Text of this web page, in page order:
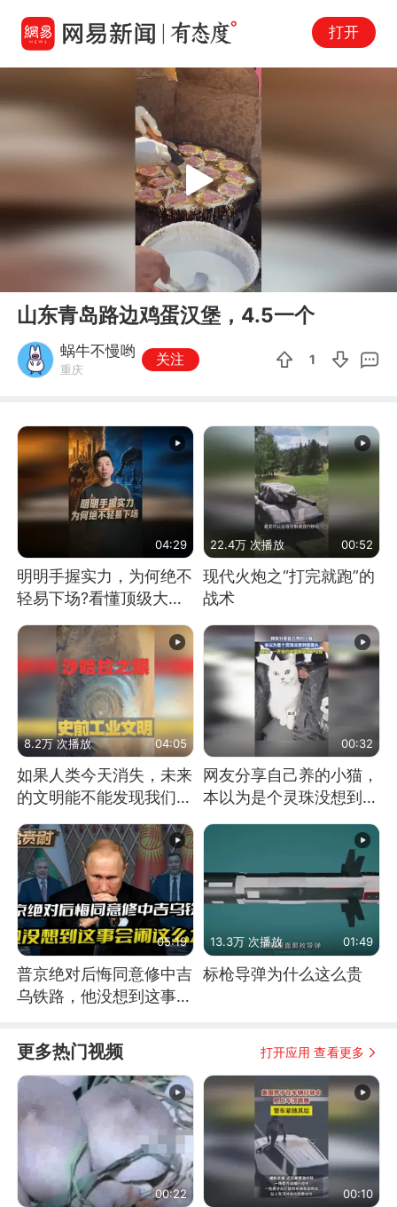
打开
Play
山东青岛路边鸡蛋汉堡，4.5一个
蜗牛不慢哟
重庆
关注 1
04:29
明明手握实力，为何绝不
轻易下场?看懂顶级大国
谋略
22.4万 次播放 00:52
现代火炮之“打完就跑”的
战术
8.2万 次播放 04:05
如果人类今天消失，未来
的文明能不能发现我们存
00:32
网友分享自己养的小猫，
本以为是个灵珠没想到是
05:19
普京绝对后悔同意修中吉
乌铁路，他没想到这事会
13.3万 次播放 01:49
标枪导弹为什么这么贵
更多热门视频 打开应用 查看更多
00:22 00:10